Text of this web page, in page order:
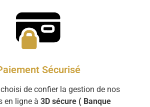
Sécurisé
de confier la gestion de nos
en ligne à 3D sécure ( Banque